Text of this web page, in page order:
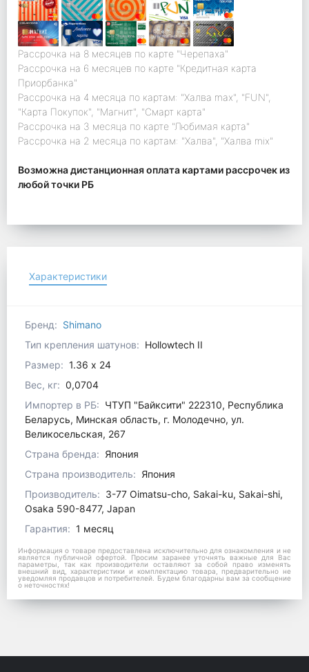
Рассрочка на 8 месяцев по карте "Черепаха"
Рассрочка на 6 месяцев по карте "Кредитная карта
Приорбанка"
Рассрочка на 4 месяца по картам: "Халва max", "FUN",
"Карта Покупок", "Магнит", "Смарт карта"
Рассрочка на 3 месяца по карте "Любимая карта"
Рассрочка на 2 месяца по картам: "Халва", "Халва mix"
Возможна дистанционная оплата картами рассрочек из
любой точки РБ
Характеристики
Бренд: Shimano
Тип крепления шатунов: Hollowtech II
Размер: 1.36 x 24
Вес, кг: 0,0704
Импортер в РБ: ЧТУП "Байксити" 222310, Республика
Беларусь, Минская область, г. Молодечно, ул.
Великосельская, 267
Страна бренда: Япония
Страна производитель: Япония
Производитель: 3-77 Oimatsu-cho, Sakai-ku, Sakai-shi,
Osaka 590-8477, Japan
Гарантия: 1 месяц
Информация о товаре предоставлена исключительно для ознакомления и не
является публичной офертой. Просим заранее уточнять важные для Вас
параметры, так как производители оставляют за собой право изменять
внешний вид, характеристики и комплектацию товара, предварительно не
уведомляя продавцов и потребителей. Будем благодарны вам за сообщение
о неточностях!